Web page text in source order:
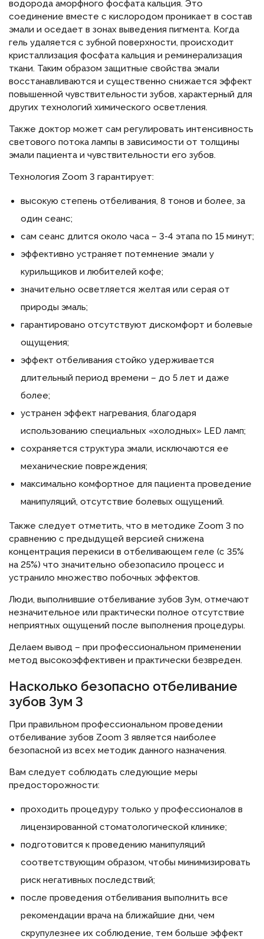
водорода аморфного фосфата кальция. Это
соединение вместе с кислородом проникает в состав
эмали и оседает в зонах выведения пигмента. Когда
гель удаляется с зубной поверхности, происходит
кристаллизация фосфата кальция и реминерализация
ткани. Таким образом защитные свойства эмали
восстанавливаются и существенно снижается эффект
повышенной чувствительности зубов, характерный для
других технологий химического осветления.
Также доктор может сам регулировать интенсивность
светового потока лампы в зависимости от толщины
эмали пациента и чувствительности его зубов.
Технология Zoom 3 гарантирует:
высокую степень отбеливания, 8 тонов и более, за
один сеанс;
сам сеанс длится около часа – 3-4 этапа по 15 минут;
эффективно устраняет потемнение эмали у
курильщиков и любителей кофе;
значительно осветляется желтая или серая от
природы эмаль;
гарантировано отсутствуют дискомфорт и болевые
ощущения;
эффект отбеливания стойко удерживается
длительный период времени – до 5 лет и даже
более;
устранен эффект нагревания, благодаря
использованию специальных «холодных» LED ламп;
сохраняется структура эмали, исключаются ее
механические повреждения;
максимально комфортное для пациента проведение
манипуляций, отсутствие болевых ощущений.
Также следует отметить, что в методике Zoom 3 по
сравнению с предыдущей версией снижена
концентрация перекиси в отбеливающем геле (с 35%
на 25%) что значительно обезопасило процесс и
устранило множество побочных эффектов.
Люди, выполнившие отбеливание зубов Зум, отмечают
незначительное или практически полное отсутствие
неприятных ощущений после выполнения процедуры.
Делаем вывод – при профессиональном применении
метод высокоэффективен и практически безвреден.
Насколько безопасно отбеливание
зубов Зум 3
При правильном профессиональном проведении
отбеливание зубов Zoom 3 является наиболее
безопасной из всех методик данного назначения.
Вам следует соблюдать следующие меры
предосторожности:
проходить процедуру только у профессионалов в
лицензированной стоматологической клинике;
подготовится к проведению манипуляций
соответствующим образом, чтобы минимизировать
риск негативных последствий;
после проведения отбеливания выполнить все
рекомендации врача на ближайшие дни, чем
скрупулезнее их соблюдение, тем больше эффект